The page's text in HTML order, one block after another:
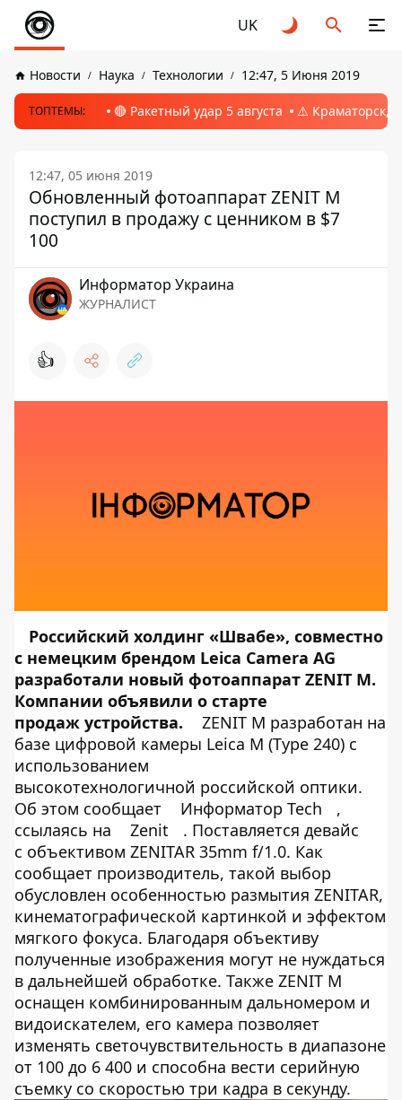
UK
Новости Наука Технологии 12:47, 5 Июня 2019
ТОПТЕМЫ: 🔴 Ракетный удар 5 августа ⚠️ Краматорск,
12:47, 05 июня 2019
Обновленный фотоаппарат ZENIT M
поступил в продажу с ценником в $7
100
Информатор Украина
ЖУРНАЛИСТ
👍
Российский холдинг «Швабе», совместно
с немецким брендом Leica Camera AG
разработали новый фотоаппарат ZENIT M.
Компании объявили о старте
продаж устройства.
ZENIT M разработан на
базе цифровой камеры Leica M (Type 240) с
использованием
высокотехнологичной российской оптики.
Об этом сообщает
Информатор Tech
,
ссылаясь на
Zenit
. Поставляется девайс
с объективом ZENITAR 35mm f/1.0. Как
сообщает производитель, такой выбор
обусловлен особенностью размытия ZENITAR,
кинематографической картинкой и эффектом
мягкого фокуса. Благодаря объективу
полученные изображения могут не нуждаться
в дальнейшей обработке. Также ZENIT M
оснащен комбинированным дальномером и
видоискателем, его камера позволяет
изменять светочувствительность в диапазоне
от 100 до 6 400 и способна вести серийную
съемку со скоростью три кадра в секунду.